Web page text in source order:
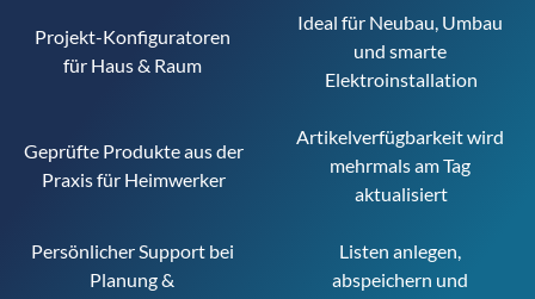
Projekt-Konfiguratoren
für Haus & Raum
Ideal für Neubau, Umbau
und smarte
Elektroinstallation
Geprüfte Produkte aus der
Praxis für Heimwerker
Artikelverfügbarkeit wird
mehrmals am Tag
aktualisiert
Persönlicher Support bei
Planung &
Listen anlegen,
abspeichern und